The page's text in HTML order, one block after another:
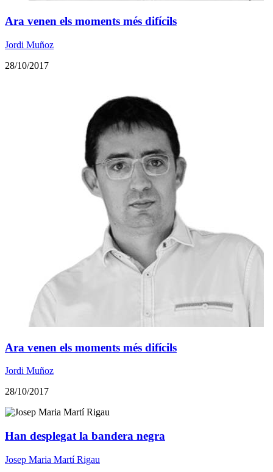
Ara venen els moments més difícils
Jordi Muñoz
28/10/2017
Ara venen els moments més difícils
Jordi Muñoz
28/10/2017
Han desplegat la bandera negra
Josep Maria Martí Rigau